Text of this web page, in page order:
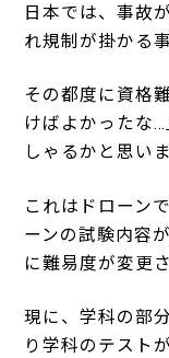
日本では、事故
れ規制が掛かる
その都度に資格
けばよかったな
しゃるかと思いま
これはドローン
ーンの試験内容
に難易度が変更
現に、学科の部
り学科のテスト